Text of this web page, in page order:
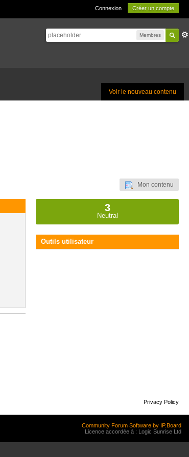
Connexion Créer un compte
Membres
Voir le nouveau contenu
Mon contenu
3
Neutral
Outils utilisateur
Privacy Policy
Community Forum Software by IP.Board
Licence accordée à : Logic Sunrise Ltd